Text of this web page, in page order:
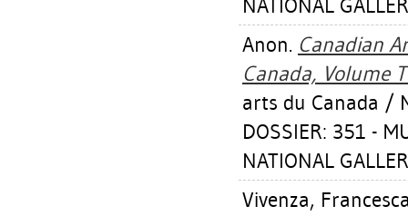
NATIONAL
Anon. Canadian
Canada, Volume
arts du Canada /
DOSSIER: 351 -
NATIONAL
Vivenza,